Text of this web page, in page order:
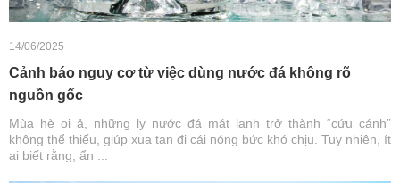
14/06/2025
Cảnh báo nguy cơ từ việc dùng nước đá không rõ
nguồn gốc
Mùa hè oi ả, những ly nước đá mát lạnh trở thành “cứu cánh”
không thể thiếu, giúp xua tan đi cái nóng bức khó chịu. Tuy nhiên, ít
ai biết rằng, ẩn ...